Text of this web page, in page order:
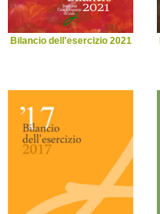
Bilancio dell'esercizio 2021